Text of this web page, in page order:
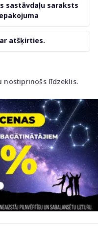
nostiprinošs līdzeklis.
sastāvdaļu saraksts
atšķirties.